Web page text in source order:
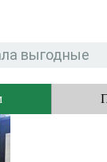
выгодные